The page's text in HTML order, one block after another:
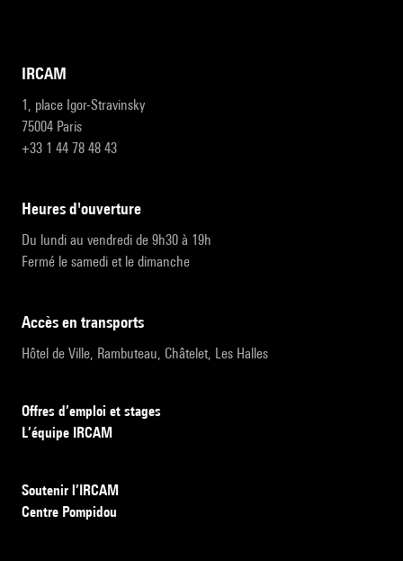
IRCAM
1, place Igor-Stravinsky
75004 Paris
+33 1 44 78 48 43
heures d'ouverture
Du lundi au vendredi de 9h30 à 19h
Fermé le samedi et le dimanche
accès en transports
Hôtel de Ville, Rambuteau, Châtelet, Les Halles
Offres d’emploi et stages
L’équipe IRCAM
Soutenir l’IRCAM
Centre Pompidou